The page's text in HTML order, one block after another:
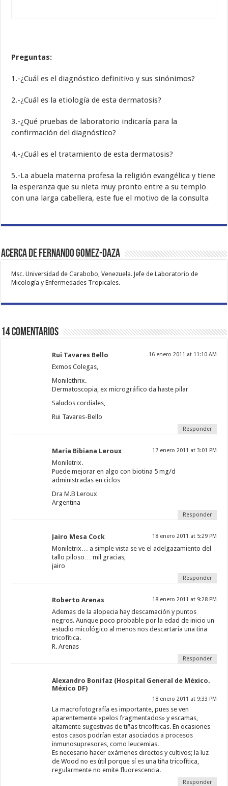
Preguntas:
1.-¿Cuál es el diagnóstico definitivo y sus sinónimos?
2.-¿Cuál es la etiología de esta dermatosis?
3.-¿Qué pruebas de laboratorio indicaría para la
confirmación del diagnóstico?
4.-¿Cuál es el tratamiento de esta dermatosis?
5.-La abuela materna profesa la religión evangélica y tiene
la esperanza que su nieta muy pronto entre a su templo
con una larga cabellera, este fue el motivo de la consulta
Acerca de Fernando Gomez-Daza
Msc. Universidad de Carabobo, Venezuela. Jefe de Laboratorio de
Micología y Enfermedades Tropicales.
14 comentarios
Rui Tavares Bello 16 enero 2011 at 11:10 AM
Exmos Colegas,
Monilethrix.
Dermatoscopia, ex micrográfico da haste pilar
Saludos cordiales,
Rui Tavares-Bello
Responder
Maria Bibiana Leroux 17 enero 2011 at 3:01 PM
Moniletrix.
Puede mejorar en algo con biotina 5 mg/d
administradas en ciclos
Dra M.B Leroux
Argentina
Responder
Jairo Mesa Cock 18 enero 2011 at 5:29 PM
Moniletrix… a simple vista se ve el adelgazamiento del
tallo piloso… mil gracias,
jairo
Responder
Roberto Arenas 18 enero 2011 at 9:28 PM
Ademas de la alopecia hay descamación y puntos
negros. Aunque poco probable por la edad de inicio un
estudio micológico al menos nos descartaria una tiña
tricofítica.
R. Arenas
Responder
Alexandro Bonifaz (Hospital General de México.
México DF)
18 enero 2011 at 9:33 PM
La macrofotografía es importante, pues se ven
aparentemente «pelos fragmentados» y escamas,
altamente sugestivas de tiñas tricofíticas. En ocasiones
estos casos podrían estar asociados a procesos
inmunosupresores, como leucemias.
Es necesario hacer exámenes directos y cultivos; la luz
de Wood no es útil porque sí es una tiña tricofítica,
regularmente no emite fluorescencia.
Responder